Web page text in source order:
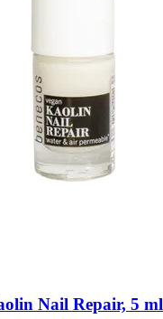
Nail Repair, 5 ml